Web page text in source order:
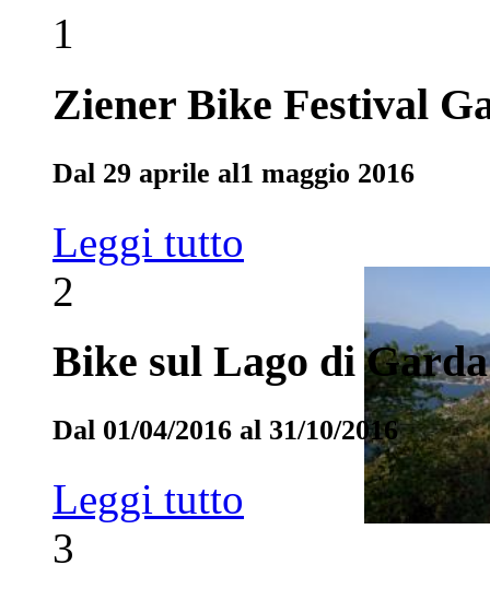
1
Ziener Bike Festival
Dal 29 aprile al1 maggio 2016
Leggi tutto
2
Bike sul Lago di Garda
Dal 01/04/2016 al 31/10/2016
Leggi tutto
3